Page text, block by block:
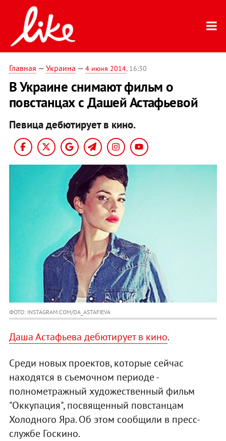
Главная — Украина — 4 июня 2014, 16:30
В Украине снимают фильм о
повстанцах с Дашей Астафьевой
Певица дебютирует в кино.
ФОТО: INSTAGRAM.COM/DA_ASTAFIEVA
Даша Астафьева дебютирует в кино.
Среди новых проектов, которые сейчас
находятся в съемочном периоде -
полнометражный художественный фильм
"Оккупация", посвященный повстанцам
Холодного Яра. Об этом сообщили в пресс-
службе Госкино.